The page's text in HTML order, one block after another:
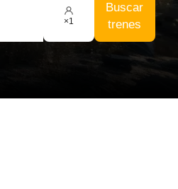
×1
Buscar
trenes